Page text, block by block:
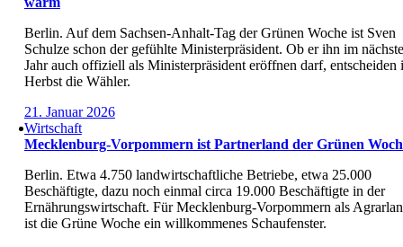
Berlin. Auf dem Sachsen-Anhalt-Tag der Grünen Woche ist Sven
Schulze schon der gefühlte Ministerpräsident. Ob er ihn im
Jahr auch offiziell als Ministerpräsident eröffnen darf, entscheiden
Herbst die Wähler.
21. Januar 2026
Wirtschaft
Mecklenburg-Vorpommern ist Partnerland der Grünen
Berlin. Etwa 4.750 landwirtschaftliche Betriebe, etwa 25.000
Beschäftigte, dazu noch einmal circa 19.000 Beschäftigte in der
Ernährungswirtschaft. Für Mecklenburg-Vorpommern als
ist die Grüne Woche ein willkommenes Schaufenster.